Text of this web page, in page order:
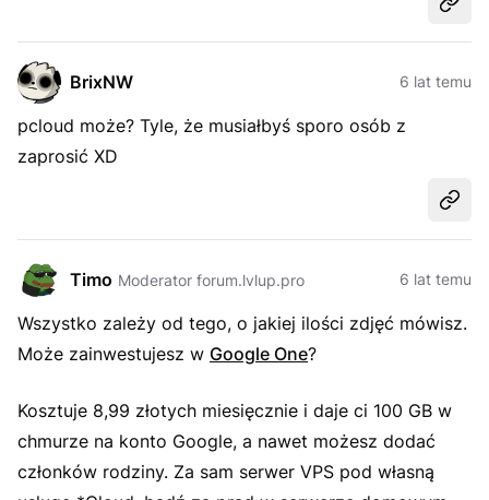
BrixNW 6 lat temu
pcloud może? Tyle, że musiałbyś sporo osób z
zaprosić XD
Timo Moderator forum.lvlup.pro 6 lat temu
Wszystko zależy od tego, o jakiej ilości zdjęć mówisz.
Może zainwestujesz w Google One?
Kosztuje 8,99 złotych miesięcznie i daje ci 100 GB w
chmurze na konto Google, a nawet możesz dodać
członków rodziny. Za sam serwer VPS pod własną